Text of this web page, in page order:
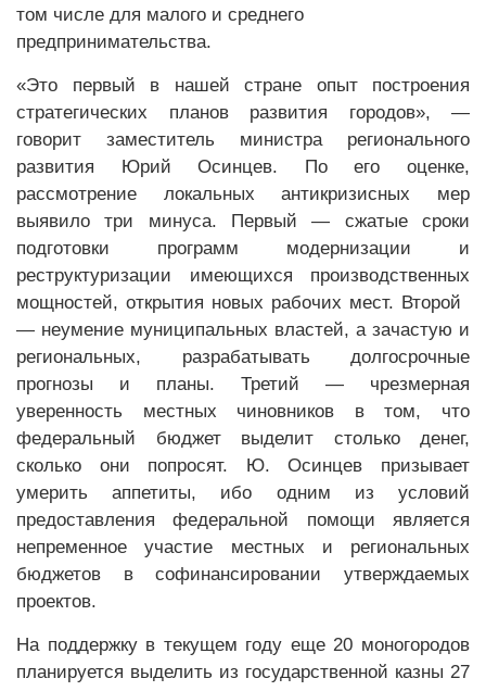
том числе для малого и среднего
предпринимательства.
«Это первый в нашей стране опыт построения
стратегических планов развития городов», —
говорит заместитель министра регионального
развития Юрий Осинцев. По его оценке,
рассмотрение локальных антикризисных мер
выявило три минуса. Первый — сжатые сроки
подготовки программ модернизации и
реструктуризации имеющихся производственных
мощностей, открытия новых рабочих мест. Второй
— неумение муниципальных властей, а зачастую и
региональных, разрабатывать долгосрочные
прогнозы и планы. Третий — чрезмерная
уверенность местных чиновников в том, что
федеральный бюджет выделит столько денег,
сколько они попросят. Ю. Осинцев призывает
умерить аппетиты, ибо одним из условий
предоставления федеральной помощи является
непременное участие местных и региональных
бюджетов в софинансировании утверждаемых
проектов.
На поддержку в текущем году еще 20 моногородов
планируется выделить из государственной казны 27